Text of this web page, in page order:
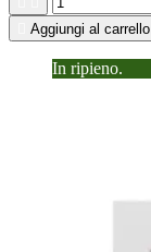
Aggiungi al carrello
In ripieno.